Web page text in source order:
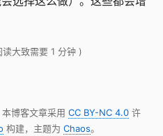
大致需要 1 分钟 )
博客文章采用 CC BY-NC 4.0许
构建，主题为 Chaos。